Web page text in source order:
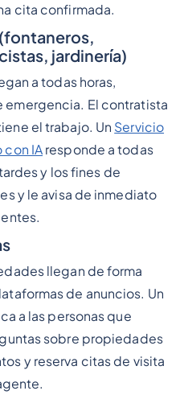
cita confirmada.
jardinería)
a todas horas,
El contratista
el trabajo. Un Servicio
IA responde a todas
y los fines de
y le avisa de inmediato
llegan de forma
de anuncios. Un
a las personas que
sobre propiedades
y reserva citas de visita